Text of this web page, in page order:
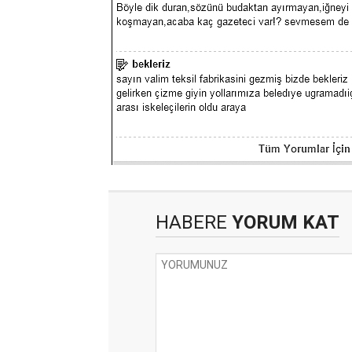
HABERE YORUM KAT